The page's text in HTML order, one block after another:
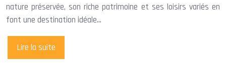
nature préservée, son riche patrimoine et ses loisirs variés en
font une destination idéale…
Lire la suite